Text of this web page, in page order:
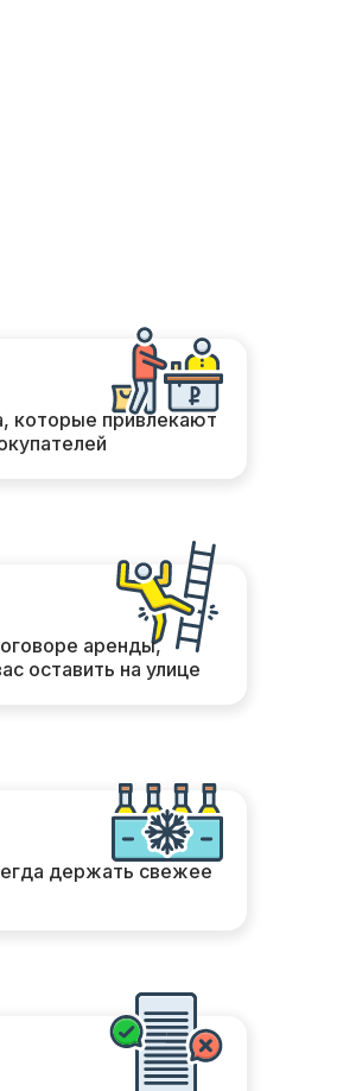
держать свежее
аренды,
оставить на улице
которые привлекают